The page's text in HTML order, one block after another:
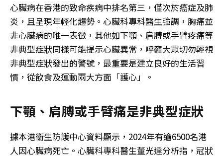
心臟病在香港的致命疾病中排名第三，僅次於癌症及肺
炎，且呈現年輕化趨勢。心臟科專科醫生強調，胸痛並
非心臟病的唯一表徵，其他如下顎、肩膊或手臂疼痛等
非典型症狀同樣可能提示心臟異常，呼籲大眾切勿輕視
非典型症狀發出的警號，最重要是建立良好的生活習
慣，從飲食及運動兩大方面「護心」。
下顎、肩膊或手臂痛是非典型症狀
據本港衞生防護中心資料顯示，2024年有逾6500名港
人因心臟病死亡。心臟科專科醫生董光達分析指，冠狀